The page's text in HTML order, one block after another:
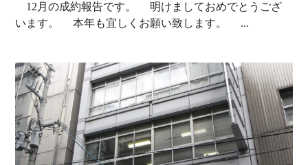
12月の成約報告です。 明けましておめでとうござ
います。 本年も宜しくお願い致します。 ...